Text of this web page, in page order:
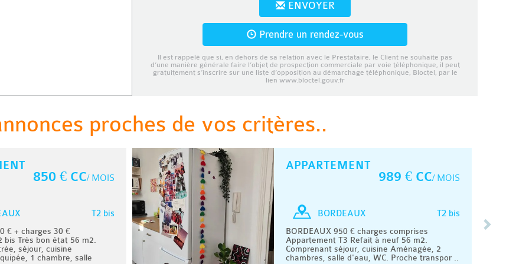
ENVOYER
Prendre un rendez-vous
Il est rappelé que si, en dehors de sa relation avec le Prestataire, le Client ne souhaite pas
d’une manière générale faire l’objet de prospection commerciale par voie téléphonique, il peut
gratuitement s’inscrire sur une liste d’opposition au démarchage téléphonique, Bloctel, par le
lien www.bloctel.gouv.fr
proches de vos critères..
850 € CC/ MOIS
T2 bis
€ + charges 30 €
bis Très bon état 56 m2.
séjour, cuisine
1 chambre, salle
APPARTEMENT
989 € CC/ MOIS
T2 bis
BORDEAUX
BORDEAUX 950 € charges comprises
Appartement T3 Refait à neuf 56 m2.
Comprenant séjour, cuisine Aménagée, 2
chambres, salle d'eau, WC. Proche transpor ..